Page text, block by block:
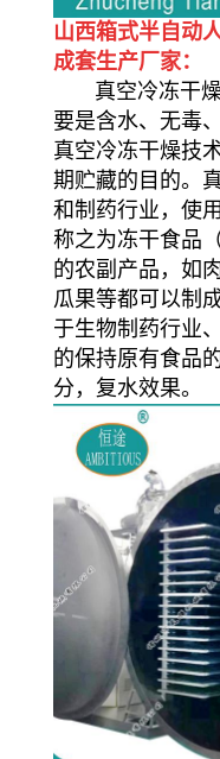
山西箱式半自动
成套生产厂家：
真空冷冻干燥
要是含水、无毒
真空冷冻干燥技
期贮藏的目的。
和制药行业，使
称之为冻干食品
的农副产品，如
瓜果等都可以制
于生物制药行业
的保持原有食品
分，复水效果。